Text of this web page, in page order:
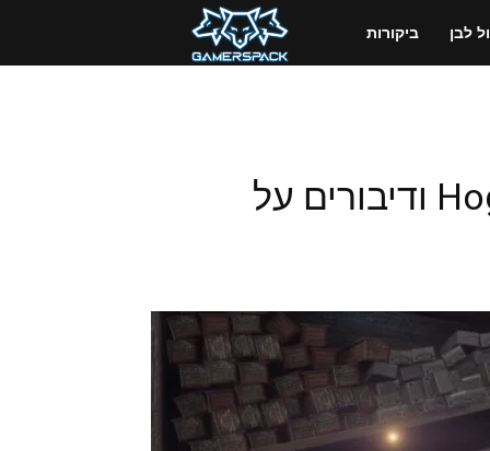
ביקורות לבן
תוכן חדש ל-Hogwarts Legacy ודיבורים על